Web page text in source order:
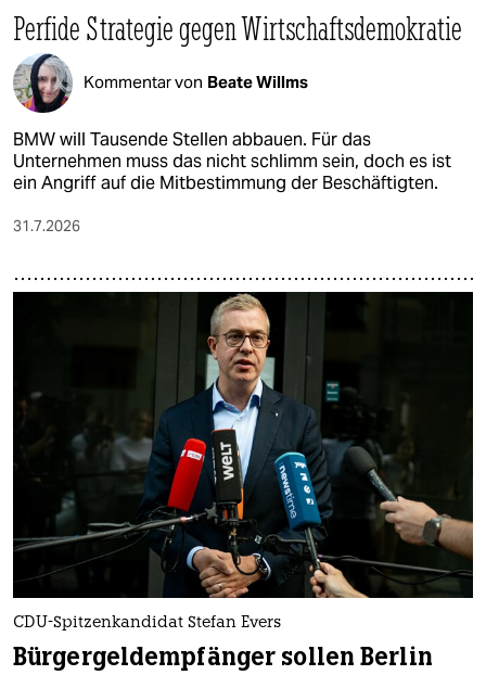
Perfide Strategie gegen Wirtschaftsdemokratie
Kommentar von Beate Willms
BMW will Tausende Stellen abbauen. Für das
Unternehmen muss das nicht schlimm sein, doch es ist
ein Angriff auf die Mitbestimmung der Beschäftigten.
31.7.2026
CDU-Spitzenkandidat Stefan Evers
Bürgergeldempfänger sollen Berlin